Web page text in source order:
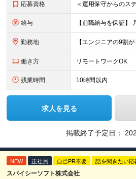
応募資格
給与
勤務地
働き方 リモートワークOK
残業時間 10時間以内
求人を見る
掲載終了予定日：
NEW 正社員 自己PR不要 話を聞きたい応
スパイシーソフト株式会社